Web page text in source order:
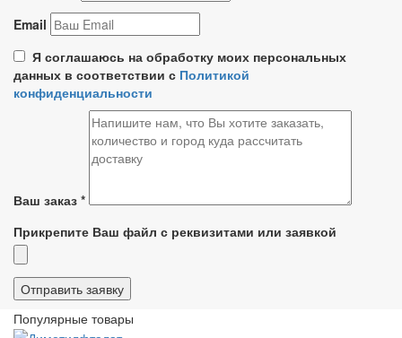
Email
Я соглашаюсь на обработку моих персональных
данных в соответствии с Политикой
конфиденциальности
Ваш заказ *
Прикрепите Ваш файл с реквизитами или заявкой
Популярные товары